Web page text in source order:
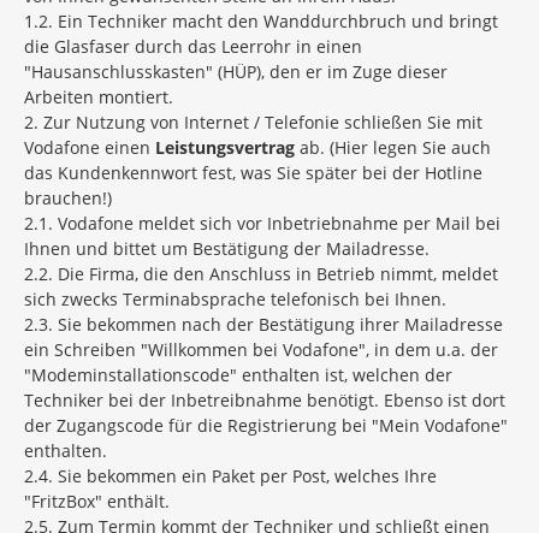
Wir bitten Sie herzlich, sich ein paar Minuten Zeit zu
nehmen und an unserer Breitband-Bürgerbefragung
teilzunehmen. Mit Ihren Antworten helfen Sie uns zu
belegen, wo der Handlungsbedarf am größten ist.
So können Sie teilnehmen:
Online (bevorzugt)
In Papierform:Unter "Informationen" können Sie den
Fragebogen als PDF downloaden, ausdrucken und
manuell ausfüllen. Werfen Sie ihn bitte bis zum
30.06.2026in den Briefkasten des Rathauses.
Die Teilnahme ist selbstverständlich freiwillig. Die Daten
werden ausschließlich im Zusammenhang mit dem
Bereitbandausbau verwendet.
Lassen Sie uns gemeinsam das Projekt Breitbandausbau
voranbringen und hoffentlich zeitnah abschließen! Vielen
Dank für Ihre Unterstützung.
Mit freundlichen Grüßen
Christian Bartusch
1.2. Ein Techniker macht den Wanddurchbruch und bringt
die Glasfaser durch das Leerrohr in einen
"Hausanschlusskasten" (HÜP), den er im Zuge dieser
Arbeiten montiert.
2. Zur Nutzung von Internet / Telefonie schließen Sie mit
Vodafone einen Leistungsvertrag ab. (Hier legen Sie auch
das Kundenkennwort fest, was Sie später bei der Hotline
brauchen!)
2.1. Vodafone meldet sich vor Inbetriebnahme per Mail bei
Ihnen und bittet um Bestätigung der Mailadresse.
2.2. Die Firma, die den Anschluss in Betrieb nimmt, meldet
sich zwecks Terminabsprache telefonisch bei Ihnen.
2.3. Sie bekommen nach der Bestätigung ihrer Mailadresse
ein Schreiben "Willkommen bei Vodafone", in dem u.a. der
"Modeminstallationscode" enthalten ist, welchen der
Techniker bei der Inbetreibnahme benötigt. Ebenso ist dort
der Zugangscode für die Registrierung bei "Mein Vodafone"
enthalten.
2.4. Sie bekommen ein Paket per Post, welches Ihre
"FritzBox" enthält.
2.5. Zum Termin kommt der Techniker und schließt einen